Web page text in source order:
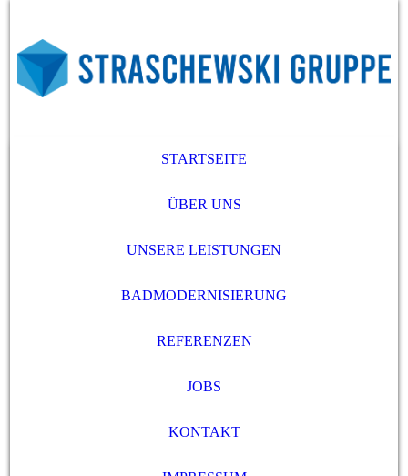
STARTSEITE
ÜBER UNS
UNSERE LEISTUNGEN
BADMODERNISIERUNG
REFERENZEN
JOBS
KONTAKT